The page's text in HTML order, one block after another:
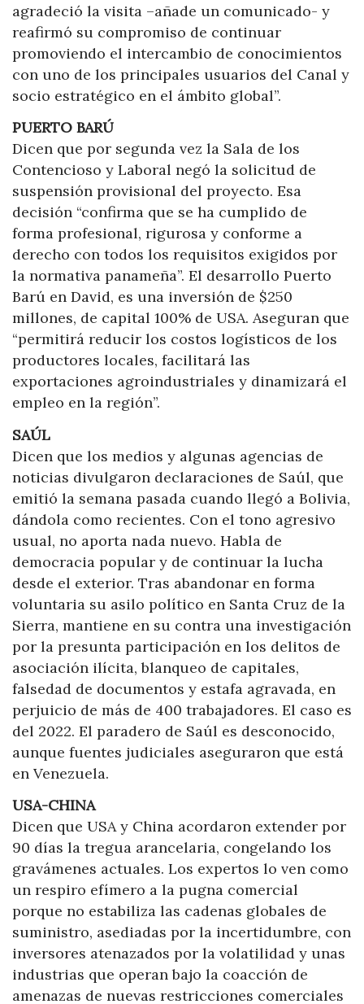
agradeció la visita –añade un comunicado- y
reafirmó su compromiso de continuar
promoviendo el intercambio de conocimientos
con uno de los principales usuarios del Canal y
socio estratégico en el ámbito global”.
PUERTO BARÚ
Dicen que por segunda vez la Sala de los
Contencioso y Laboral negó la solicitud de
suspensión provisional del proyecto. Esa
decisión “confirma que se ha cumplido de
forma profesional, rigurosa y conforme a
derecho con todos los requisitos exigidos por
la normativa panameña”. El desarrollo Puerto
Barú en David, es una inversión de $250
millones, de capital 100% de USA. Aseguran que
“permitirá reducir los costos logísticos de los
productores locales, facilitará las
exportaciones agroindustriales y dinamizará el
empleo en la región”.
SAÚL
Dicen que los medios y algunas agencias de
noticias divulgaron declaraciones de Saúl, que
emitió la semana pasada cuando llegó a Bolivia,
dándola como recientes. Con el tono agresivo
usual, no aporta nada nuevo. Habla de
democracia popular y de continuar la lucha
desde el exterior. Tras abandonar en forma
voluntaria su asilo político en Santa Cruz de la
Sierra, mantiene en su contra una investigación
por la presunta participación en los delitos de
asociación ilícita, blanqueo de capitales,
falsedad de documentos y estafa agravada, en
perjuicio de más de 400 trabajadores. El caso es
del 2022. El paradero de Saúl es desconocido,
aunque fuentes judiciales aseguraron que está
en Venezuela.
USA-CHINA
Dicen que USA y China acordaron extender por
90 días la tregua arancelaria, congelando los
gravámenes actuales. Los expertos lo ven como
un respiro efímero a la pugna comercial
porque no estabiliza las cadenas globales de
suministro, asediadas por la incertidumbre, con
inversores atenazados por la volatilidad y unas
industrias que operan bajo la coacción de
amenazas de nuevas restricciones comerciales